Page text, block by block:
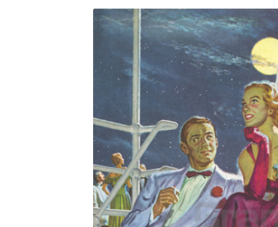
Home
Einst und Heute
Marken
Epoche